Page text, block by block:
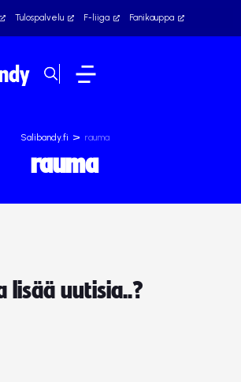
Tulospalvelu F-liiga Fanikauppa
Salibandy.fi > rauma
rauma
lisää uutisia..?